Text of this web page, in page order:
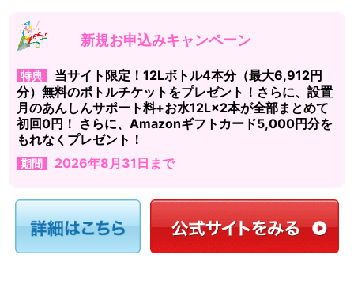
新規お申込みキャンペーン
特典
当サイト限定！12Lボトル4本分（最大6,912円
分）無料のボトルチケットをプレゼント！さらに、設置
月のあんしんサポート料+お水12L×2本が全部まとめて
初回0円！ さらに、Amazonギフトカード5,000円分を
もれなくプレゼント！
期間 2026年8月31日まで